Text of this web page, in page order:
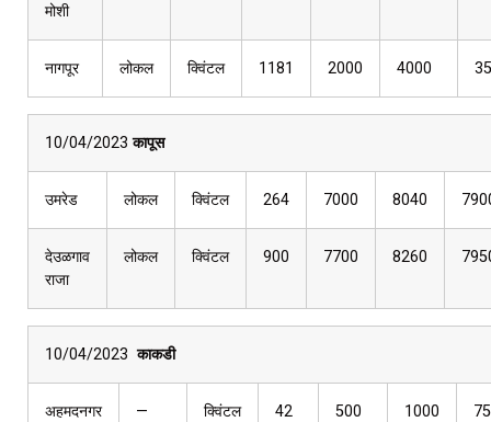
मोशी
नागपूर लोकल क्विंटल 1181 2000 4000
10/04/2023कापूस
उमरेड लोकल क्विंटल 264 7000 8040
देउळगाव
राजा
लोकल क्विंटल 900 7700 8260
10/04/2023काकडी
अहमदनगर — क्विंटल 42 500 1000